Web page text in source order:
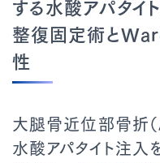
する水酸アパタイ
整復固定術と
性
大腿骨近位部骨折
水酸アパタイト注